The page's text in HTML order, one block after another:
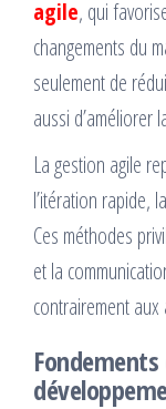
agile, qui
changements du
seulement de
aussi d’améliorer
La gestion agile
l’itération rapide,
Ces méthodes
et la
contrairement